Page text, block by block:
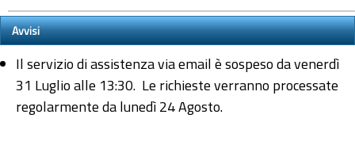
Avvisi
Il servizio di assistenza via email è sospeso da venerdì
31 Luglio alle 13:30. Le richieste verranno processate
regolarmente da lunedì 24 Agosto.